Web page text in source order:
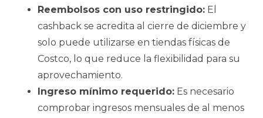
Reembolsos con uso restringido: El
cashback se acredita al cierre de diciembre y
solo puede utilizarse en tiendas físicas de
Costco, lo que reduce la flexibilidad para su
aprovechamiento.
Ingreso mínimo requerido: Es necesario
comprobar ingresos mensuales de al menos